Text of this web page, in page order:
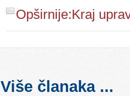
Opširnije:Kraj
Više članaka ...